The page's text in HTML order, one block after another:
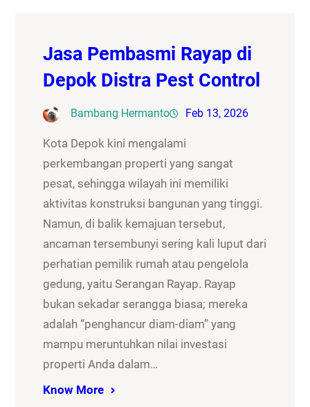
Jasa Pembasmi Rayap di
Depok Distra Pest Control
Bambang Hermanto Feb 13, 2026
Kota Depok kini mengalami
perkembangan properti yang sangat
pesat, sehingga wilayah ini memiliki
aktivitas konstruksi bangunan yang tinggi.
Namun, di balik kemajuan tersebut,
ancaman tersembunyi sering kali luput dari
perhatian pemilik rumah atau pengelola
gedung, yaitu Serangan Rayap. Rayap
bukan sekadar serangga biasa; mereka
adalah “penghancur diam-diam” yang
mampu meruntuhkan nilai investasi
properti Anda dalam…
Know More